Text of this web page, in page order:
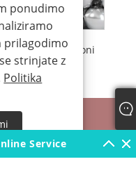
Krom srebrni baloni
ponudimo
prilagodimo
strinjate z
Politika
Service